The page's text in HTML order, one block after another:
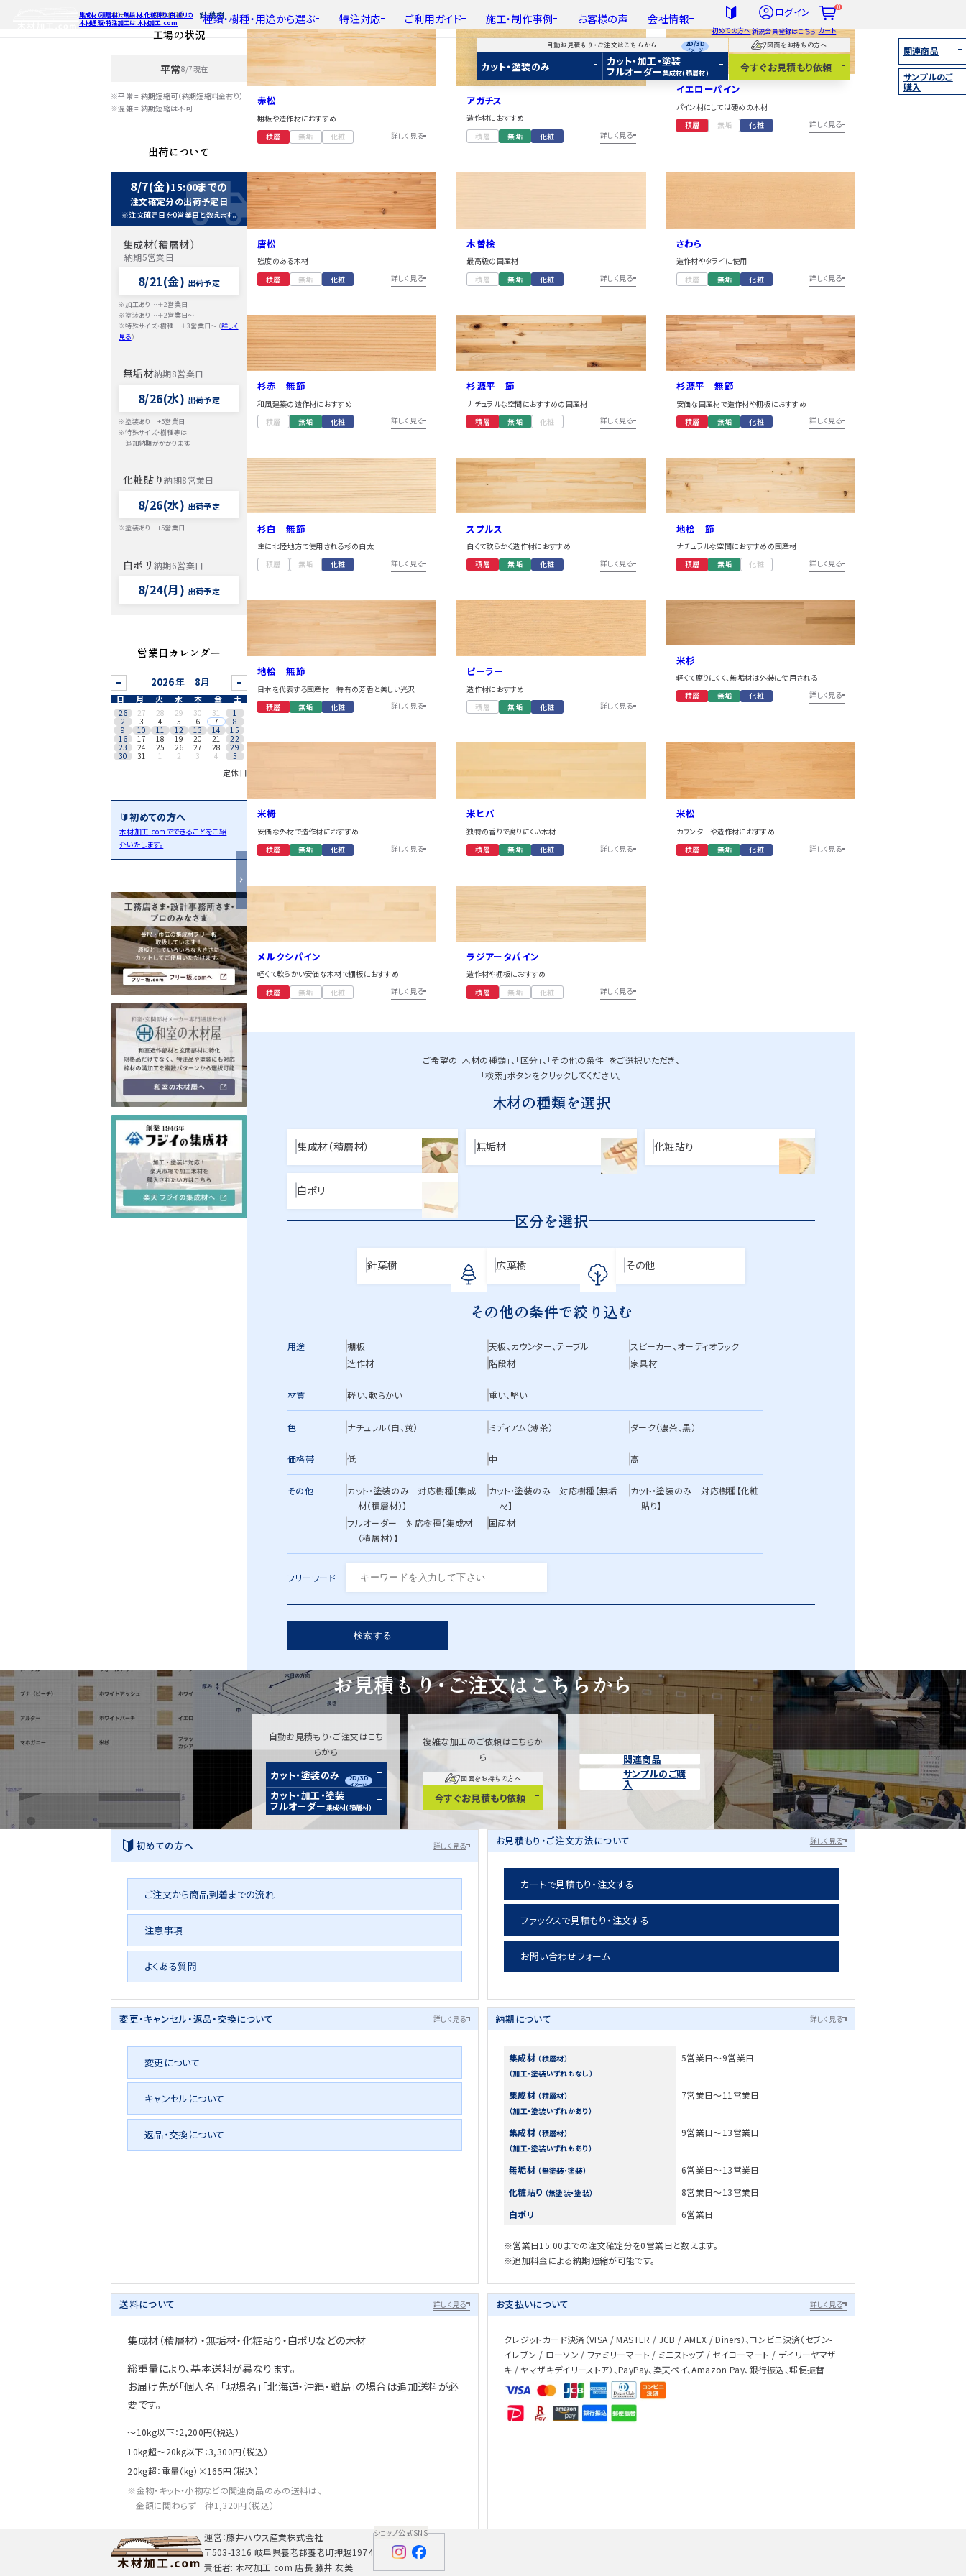
集成材（積層材）、無垢材、化粧貼り、白ポリの
木材通販・特注加工は 木材加工.com
種類・樹種・用途から選ぶ
種類・樹種・用途から選ぶChoose by Type and Purpose
カット・塗装のみ
カット・加工・塗装
2D/3D
イメージ
図面をお持ちの方へ
今すぐお見積もり依頼
関連商品
種類から選ぶ
樹種一覧
用途などから選ぶ
取扱木材と選び方
集成材（積層材） 無垢材
特注対応
特注対応 Processing
自動お見積もり・ご注文はこちらから
カット・塗装のみ
カット・加工・塗装
フルオーダー
2D/3D
イメージ
図面をお持ちの方へ
今すぐお見積もり依頼
関連商品
サンプルのご購入
平面加工
断面加工
塗装
製作工程とこだわり
ご利用ガイド
ご利用ガイド
カット・塗装のみ
カット・加工・塗装
2D/3D
イメージ
図面をお持ちの方へ
今すぐお見積もり依頼
関連商品
初めての方へ
ご注文から商品到着までの流れ
お見積もり・ご注文方法について
変更・キャンセル・返品・交換について
注意事項とよくある質問
施工・制作事例
施工・制作事例 Production Example
自動お見積もり・ご注文はこちらから
カット・加工・塗装
図面をお持ちの方へ
今すぐお見積もり依頼
関連商品
サンプルのご購入
工場製作事例
棚・収納・ラック
テーブル・机
子ども・孫のためのDIY
アイディア作品・クラフト
フォトコンテスト
その他
お客様の声 会社情報
会社概要
初めての方へ
ログイン
新規会員登録はこちら カート
0
自動お見積もり・ご注文はこちらから
カット・塗装のみ カット・加工・塗装
フルオーダー集成材(積層材)
2D/3D
イメージ
図面をお持ちの方へ
今すぐお見積もり依頼
ホーム 取扱樹種 針葉樹
関連商品
サンプルのご
購入
赤松
棚板や造作材におすすめ
積層
無垢 化粧 詳しく見る
アガチス
造作材におすすめ
積層
無垢 化粧 詳しく見る
イエローパイン
パイン材にしては硬めの木材
積層
無垢 化粧 詳しく見る
唐松
強度のある木材
積層
無垢 化粧 詳しく見る
木曽桧
最高級の国産材
積層
無垢 化粧 詳しく見る
さわら
造作材やタライに使用
積層
無垢 化粧 詳しく見る
杉赤 無節
和風建築の造作材におすすめ
積層
無垢 化粧 詳しく見る
杉源平 節
ナチュラルな空間におすすめの国産材
積層
無垢 化粧 詳しく見る
杉源平 無節
安価な国産材で造作材や棚板におすすめ
積層
無垢 化粧 詳しく見る
杉白 無節
主に北陸地方で使用される杉の白太
積層
無垢 化粧 詳しく見る
スプルス
白くて軟らかく造作材におすすめ
積層
無垢 化粧 詳しく見る
地桧 節
ナチュラルな空間におすすめの国産材
積層
無垢 化粧 詳しく見る
地桧 無節
日本を代表する国産材 特有の芳香と美しい光沢
積層
無垢 化粧 詳しく見る
ピーラー
造作材におすすめ
積層
無垢 化粧 詳しく見る
米杉
軽くて腐りにくく、無垢材は外装に使用される
積層
無垢 化粧 詳しく見る
米栂
安価な外材で造作材におすすめ
積層
無垢 化粧 詳しく見る
米ヒバ
独特の香りで腐りにくい木材
積層
無垢 化粧 詳しく見る
米松
カウンターや造作材におすすめ
積層
無垢 化粧 詳しく見る
メルクシパイン
軽くて軟らかい安価な木材で棚板におすすめ
積層
無垢 化粧 詳しく見る
ラジアータパイン
造作材や棚板におすすめ
積層
無垢 化粧 詳しく見る
ご希望の「木材の種類」、「区分」、「その他の条件」をご選択いただき、
「検索」ボタンをクリックしてください。
木材の種類を選択
集成材（積層材） 無垢材 化粧貼り
白ポリ
区分を選択
針葉樹 広葉樹 その他
その他の条件で絞り込む
用途 棚板 天板、カウンター、テーブル
スピーカー、オーディオラック
造作材
階段材 家具材
材質 軽い、軟らかい 重い、堅い
色 ナチュラル（白、黄） ミディアム（薄茶） ダーク（濃茶、黒）
価格帯 低 中 高
その他
カット・塗装のみ 対応樹種【集成
材（積層材）】
カット・塗装のみ 対応樹種【無垢
材】
カット・塗装のみ 対応樹種【化粧
貼り】
フルオーダー 対応樹種【集成材
（積層材）】
国産材
フリーワード
検索する
工場の状況
平常8/7現在
※平常 = 納期短縮可（納期短縮料金有り）
※混雑 = 納期短縮は不可
出荷について
8/7(金)15:00までの
注文確定分の出荷予定日
※注文確定日を0営業日と数えます。
集成材(積層材)
納期5営業日
8/21(金) 出荷予定
※加工あり…＋2営業日
※塗装あり…＋2営業日～
※特殊サイズ・樹種…＋3営業日～（詳しく
見る）
無垢材納期8営業日
8/26(水) 出荷予定
※塗装あり +5営業日
※特殊サイズ・樹種等は
追加納期がかかります。
化粧貼り納期8営業日
8/26(水) 出荷予定
※塗装あり +5営業日
白ポリ納期6営業日
8/24(月) 出荷予定
営業日カレンダー
8月
日 月 火 水 木 金 土
26 27 28 29 30 31
1
2
3 4 5 6 7
8
9
10 11 12 13 14
15
16
17 18 19 20 21
22
23
24 25 26 27 28
29
30
31 1 2 3 4 5
…定休日
初めての方へ
木材加工.comでできることをご紹
介いたします。
お見積もり・ご注文はこちらから
自動お見積もり・ご注文はこち
らから
カット・塗装のみ
カット・加工・塗装
フルオーダー集成材(積層材)
2D/3D
イメージ
複雑な加工のご依頼はこちらか
ら
図面をお持ちの方へ
今すぐお見積もり依頼
関連商品
サンプルのご購
入
初めての方へ 詳しく見る
ご注文から商品到着までの流れ
注意事項
よくある質問
お見積もり・ご注文方法について 詳しく見る
カートで見積もり・注文する
ファックスで見積もり・注文する
お問い合わせフォーム
変更・キャンセル・返品・交換について 詳しく見る
変更について
キャンセルについて
返品・交換について
納期について 詳しく見る
集成材 （積層材）
（加工・塗装いずれもなし）
5営業日～9営業日
集成材 （積層材）
（加工・塗装いずれかあり）
7営業日～11営業日
集成材 （積層材）
（加工・塗装いずれもあり）
9営業日～13営業日
無垢材 （無塗装・塗装）
6営業日～13営業日
化粧貼り （無塗装・塗装）
8営業日～13営業日
白ポリ
6営業日
※営業日15:00までの注文確定分を0営業日と数えます。
※追加料金による納期短縮が可能です。
送料について 詳しく見る
集成材（積層材）・無垢材・化粧貼り・白ポリなどの木材
総重量により、基本送料が異なります。
お届け先が「個人名」「現場名」「北海道・沖縄・離島」の場合は追加送料が必
要です。
～10kg以下：2,200円（税込）
10kg超～20kg以下：3,300円（税込）
20kg超：重量（kg）×165円（税込）
金物・キット・小物などの関連商品のみの送料は、
金額に関わらず一律1,320円（税込）
お支払いについて 詳しく見る
クレジットカード決済（VISA / MASTER / JCB / AMEX / Diners）、コンビニ決済（セブン-
イレブン / ローソン / ファミリーマート / ミニストップ / セイコーマート / デイリーヤマザ
キ / ヤマザキデイリーストア）、PayPay、楽天ペイ、Amazon Pay、銀行振込、郵便振替
運営：藤井ハウス産業株式会社
〒503-1316 岐阜県養老郡養老町押越1974
責任者: 木材加工.com 店長 藤井 友美
ショップ公式SNS